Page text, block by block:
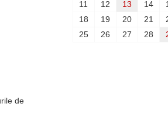
de
11
12 13 14
18
19 20 21
25
26 27 28